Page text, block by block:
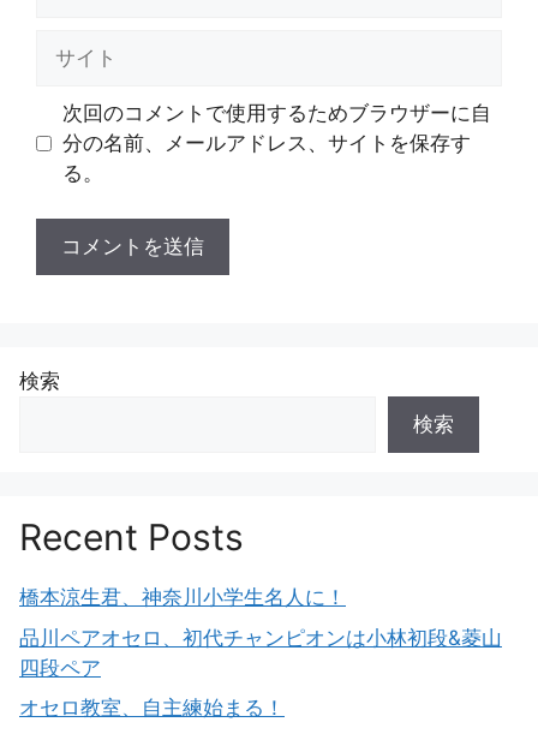
次回のコメントで使用するためブラウザーに自
分の名前、メールアドレス、サイトを保存す
る。
検索
検索
Recent Posts
橋本涼生君、神奈川小学生名人に！
品川ペアオセロ、初代チャンピオンは小林初段&菱山
四段ペア
オセロ教室、自主練始まる！